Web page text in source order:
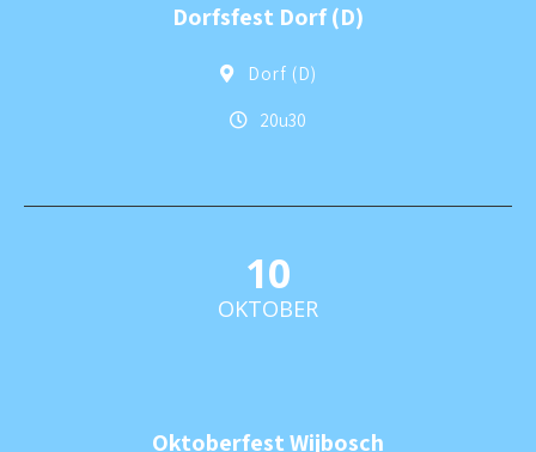
Dorfsfest Dorf (D)
Dorf (D)
20u30
10
OKTOBER
Oktoberfest Wijbosch